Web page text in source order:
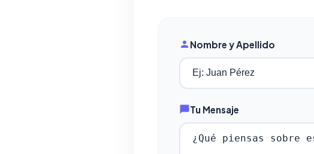
Nombre y Apellido
Tu Mensaje